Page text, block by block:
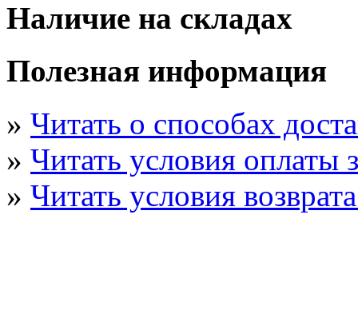
Наличие на складах
Полезная информация
» Читать о способах
» Читать условия оплаты
» Читать условия